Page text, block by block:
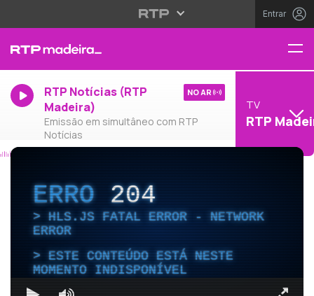
Entrar
RTP Notícias (RTP
Madeira)
Emissão em simultâneo com RTP
Notícias
NO AR
TV
RTP
ERRO204
HLS.JS FATAL ERROR - NETWORK
ERROR
ESTE CONTEÚDO ESTÁ NESTE
MOMENTO INDISPONÍVEL